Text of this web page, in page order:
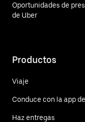
Oportunidades de
de Uber
Productos
Viaje
Conduce con la app
Haz entregas